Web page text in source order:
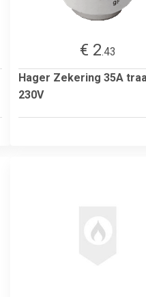
€ 2.43
Hager Zekering 35A
230V